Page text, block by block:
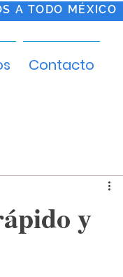
A TODO MÉXICO
Contacto
y